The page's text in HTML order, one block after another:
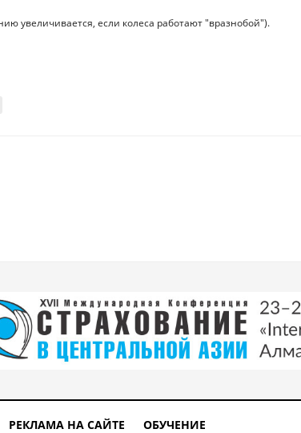
увеличивается, если колеса работают "вразнобой").
в Казахстан
отдых, работа или переосмысление
РЕКЛАМА НА САЙТЕ ОБУЧЕНИЕ